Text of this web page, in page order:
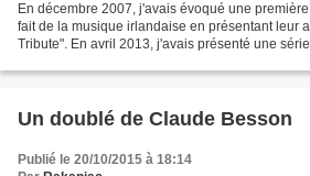
En décembre 2007, j'avais évoqué une
fait de la musique irlandaise en présentant leur
Tribute". En avril 2013, j'avais présenté une série de nouveautés dans mon
Un doublé de Claude Besson
Publié le 20/10/2015 à 18:14